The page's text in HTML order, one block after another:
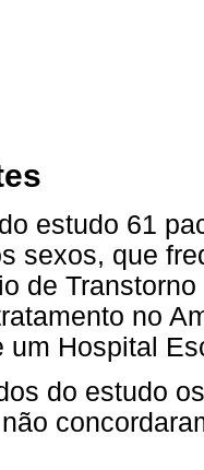
estudo 61
sexos, que
de
no
um Hospital
do estudo